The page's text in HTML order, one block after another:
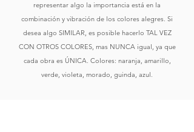
representar algo la importancia está en la
combinación y vibración de los colores alegres. Si
desea algo SIMILAR, es posible hacerlo TAL VEZ
CON OTROS COLORES, mas NUNCA igual, ya que
cada obra es ÚNICA. Colores: naranja, amarillo,
verde, violeta, morado, guinda, azul.